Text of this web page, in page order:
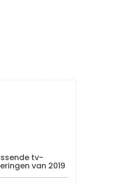
tv-
van 2019